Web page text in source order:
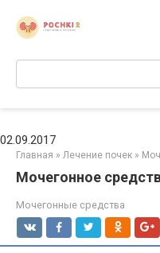
контенту
02.09.2017
Главная » Лечение почек »
Мочегонное
Мочегонные средства